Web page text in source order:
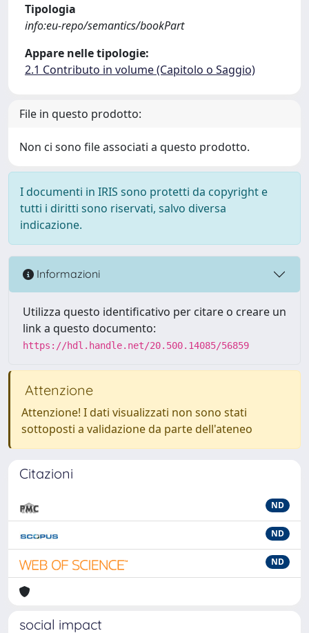
Tipologia
info:eu-repo/semantics/bookPart
Appare nelle tipologie:
2.1 Contributo in volume (Capitolo o Saggio)
File in questo prodotto:
Non ci sono file associati a questo prodotto.
I documenti in IRIS sono protetti da copyright e
tutti i diritti sono riservati, salvo diversa
indicazione.
Informazioni
Utilizza questo identificativo per citare o creare un
link a questo documento:
https://hdl.handle.net/20.500.14085/56859
Attenzione
Attenzione! I dati visualizzati non sono stati
sottoposti a validazione da parte dell'ateneo
Citazioni
ND
ND
ND
social impact